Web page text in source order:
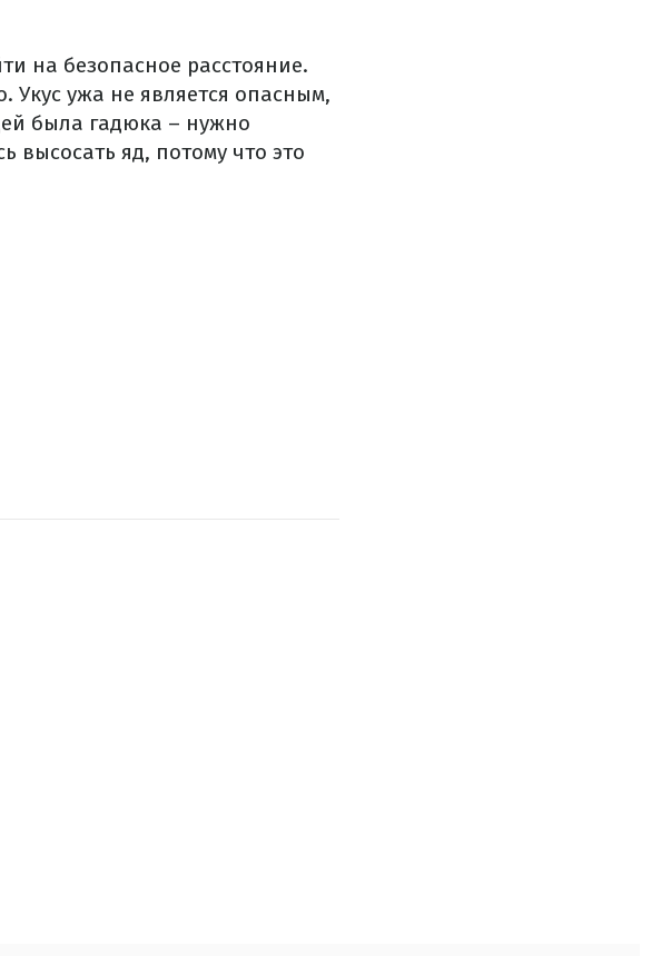
на безопасное расстояние.
Укус ужа не является опасным,
была гадюка – нужно
высосать яд, потому что это